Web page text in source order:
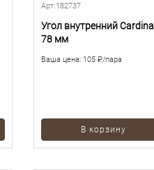
Арт.182737
Угол внутренний Cardinal
78 мм
Ваша цена: 105 ₽/пара
В корзину